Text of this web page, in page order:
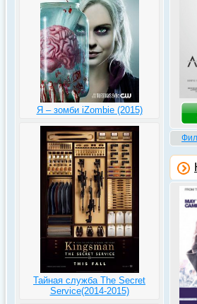
Я – зомби iZombie (2015)
Тайная служба The Secret
Service(2014-2015)